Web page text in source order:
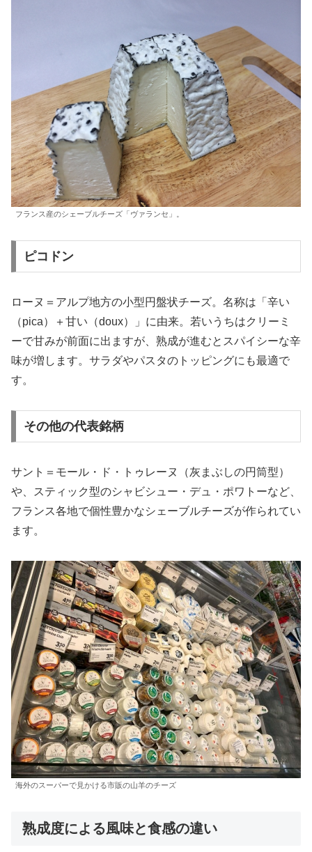
フランス産のシェーブルチーズ「ヴァランセ」。
ピコドン
ローヌ＝アルプ地方の小型円盤状チーズ。名称は「辛い
（pica）＋甘い（doux）」に由来。若いうちはクリーミ
ーで甘みが前面に出ますが、熟成が進むとスパイシーな辛
味が増します。サラダやパスタのトッピングにも最適で
す。
その他の代表銘柄
サント＝モール・ド・トゥレーヌ（灰まぶしの円筒型）
や、スティック型のシャビシュー・デュ・ポワトーなど、
フランス各地で個性豊かなシェーブルチーズが作られてい
ます。
海外のスーパーで見かける市販の山羊のチーズ
熟成度による風味と食感の違い